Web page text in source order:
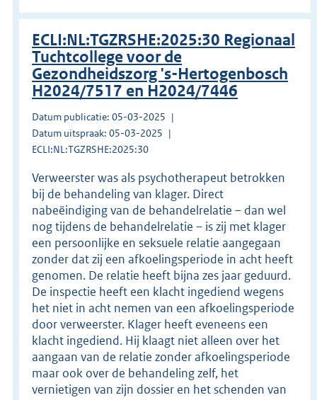
ECLI:NL:TGZRSHE:2025:30 Regionaal
Tuchtcollege voor de
Gezondheidszorg 's-Hertogenbosch
H2024/7517 en H2024/7446
Datum publicatie: 05-03-2025
Datum uitspraak: 05-03-2025
ECLI:NL:TGZRSHE:2025:30
Verweerster was als psychotherapeut betrokken
bij de behandeling van klager. Direct
nabeëindiging van de behandelrelatie – dan wel
nog tijdens de behandelrelatie – is zij met klager
een persoonlijke en seksuele relatie aangegaan
zonder dat zij een afkoelingsperiode in acht heeft
genomen. De relatie heeft bijna zes jaar geduurd.
De inspectie heeft een klacht ingediend wegens
het niet in acht nemen van een afkoelingsperiode
door verweerster. Klager heeft eveneens een
klacht ingediend. Hij klaagt niet alleen over het
aangaan van de relatie zonder afkoelingsperiode
maar ook over de behandeling zelf, het
vernietigen van zijn dossier en het schenden van